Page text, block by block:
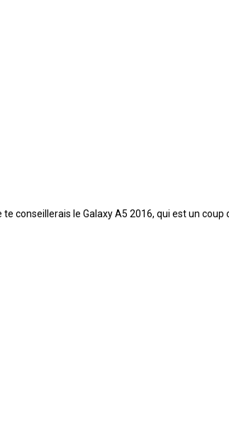
conseillerais le Galaxy A5 2016, qui est un